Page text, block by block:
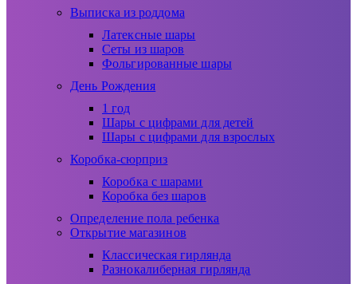
Выписка из роддома
Латексные шары
Сеты из шаров
Фольгированные шары
День Рождения
1 год
Шары с цифрами для детей
Шары с цифрами для взрослых
Коробка-сюрприз
Коробка с шарами
Коробка без шаров
Определение пола ребенка
Открытие магазинов
Классическая гирлянда
Разнокалиберная гирлянда